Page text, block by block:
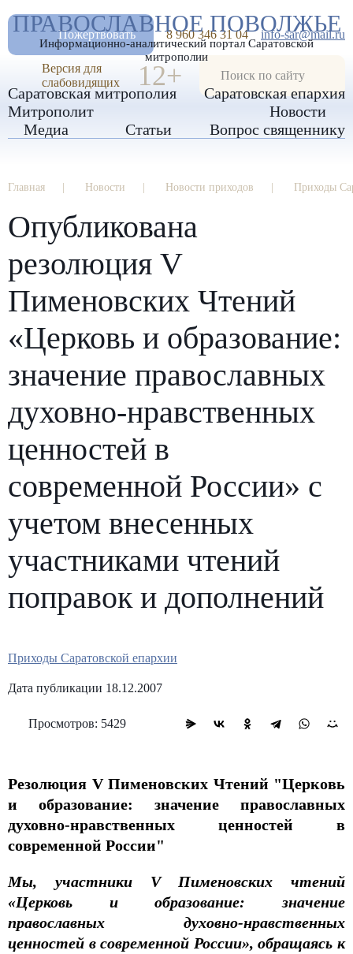
РАЗМЕР ШРИФТА А А А
ИЗОБРАЖЕНИЯ
ПРАВОСЛАВНОЕ ПОВОЛЖЬЕ
Информационно-аналитический портал Саратовской
митрополии
Пожертвовать 8 960 346 31 04 info-sar@mail.ru
Версия для
слабовидящих
12+
Саратовская митрополия
Саратовская епархия
Митрополит
Новости
Медиа
Статьи Вопрос священнику
Главная Новости Новости приходов Приходы
Опубликована
резолюция V
Пименовских Чтений
«Церковь и образование:
значение православных
духовно-нравственных
ценностей в
современной России» с
учетом внесенных
участниками чтений
поправок и дополнений
Приходы Саратовской епархии
Дата публикации 18.12.2007
Просмотров: 5429
Резолюция V Пименовских Чтений "Церковь
и образование: значение православных
духовно-нравственных ценностей в
современной России"
Мы, участники V Пименовских чтений
«Церковь и образование: значение
православных духовно-нравственных
ценностей в современной России», обращаясь к